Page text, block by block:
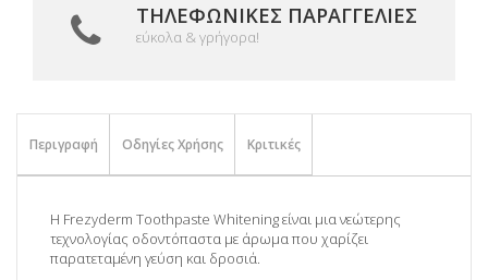
ΤΗΛΕΦΩΝΙΚΈΣ ΠΑΡΑΓΓΕΛΊΕΣ
εύκολα & γρήγορα!
Περιγραφή Οδηγίες Χρήσης Κριτικές
H Frezyderm Toothpaste Whitening είναι μια νεώτερης
τεχνολογίας οδοντόπαστα με άρωμα που χαρίζει
παρατεταμένη γεύση και δροσιά.